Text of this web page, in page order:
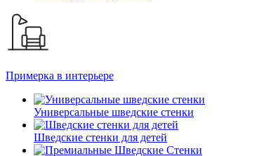
Примерка в интерьере
Универсальные шведские стенки
Шведские стенки для детей